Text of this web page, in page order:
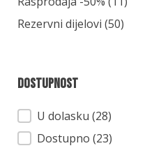
Rezervni dijelovi (50)
Dostupnost
Dostupnost
U dolasku (28)
Dostupno (23)